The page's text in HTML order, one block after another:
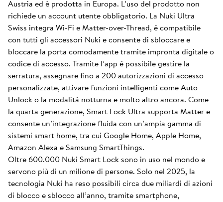
Austria ed è prodotta in Europa. L’uso del prodotto non
richiede un account utente obbligatorio. La Nuki Ultra
Swiss integra Wi-Fi e Matter-over-Thread, è compatibile
con tutti gli accessori Nuki e consente di sbloccare e
bloccare la porta comodamente tramite impronta digitale o
codice di accesso. Tramite l’app è possibile gestire la
serratura, assegnare fino a 200 autorizzazioni di accesso
personalizzate, attivare funzioni intelligenti come Auto
Unlock o la modalità notturna e molto altro ancora. Come
la quarta generazione, Smart Lock Ultra supporta Matter e
consente un’integrazione fluida con un’ampia gamma di
sistemi smart home, tra cui Google Home, Apple Home,
Amazon Alexa e Samsung SmartThings.
Oltre 600.000 Nuki Smart Lock sono in uso nel mondo e
servono più di un milione di persone. Solo nel 2025, la
tecnologia Nuki ha reso possibili circa due miliardi di azioni
di blocco e sblocco all’anno, tramite smartphone,